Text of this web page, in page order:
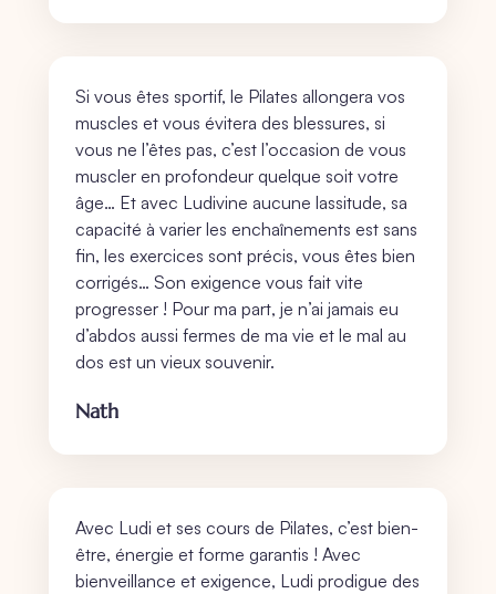
Si vous êtes sportif, le Pilates allongera vos
muscles et vous évitera des blessures, si
vous ne l’êtes pas, c’est l’occasion de vous
muscler en profondeur quelque soit votre
âge… Et avec Ludivine aucune lassitude, sa
capacité à varier les enchaînements est sans
fin, les exercices sont précis, vous êtes bien
corrigés… Son exigence vous fait vite
progresser ! Pour ma part, je n’ai jamais eu
d’abdos aussi fermes de ma vie et le mal au
dos est un vieux souvenir.
Nath
Avec Ludi et ses cours de Pilates, c’est bien-
être, énergie et forme garantis ! Avec
bienveillance et exigence, Ludi prodigue des